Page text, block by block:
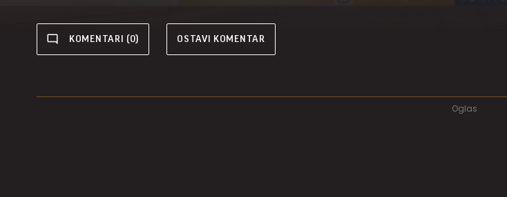
KOMENTARI (0) OSTAVI KOMENTAR